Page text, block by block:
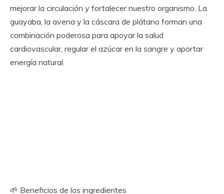
mejorar la circulación y fortalecer nuestro organismo. La
guayaba, la avena y la cáscara de plátano forman una
combinación poderosa para apoyar la salud
cardiovascular, regular el azúcar en la sangre y aportar
energía natural.
🌱 Beneficios de los ingredientes